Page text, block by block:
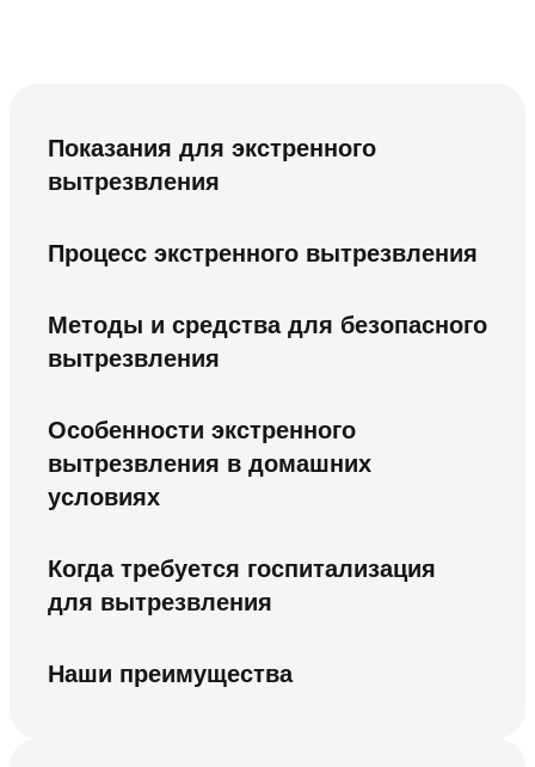
Показания для экстренного
вытрезвления
Процесс экстренного вытрезвления
Методы и средства для безопасного
вытрезвления
Особенности экстренного
вытрезвления в домашних
условиях
Когда требуется госпитализация
для вытрезвления
Наши преимущества